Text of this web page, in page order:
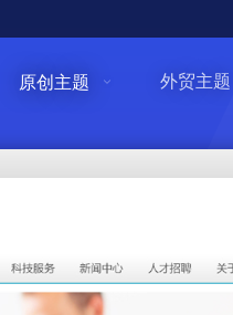
原创主题 外贸主题